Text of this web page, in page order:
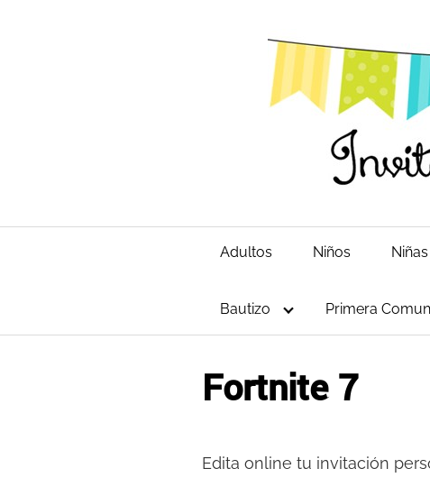
Adultos Niños Niñas
Bautizo Primera
Fortnite 7
Edita online tu invitación